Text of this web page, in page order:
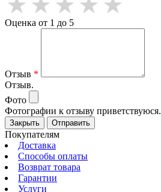
Оценка от 1 до 5
Отзыв *
Отзыв.
Фото
Фотографии к отзыву приветствуюся.
Закрыть Отправить
Покупателям
Доставка
Способы оплаты
Возврат товара
Гарантии
Услуги